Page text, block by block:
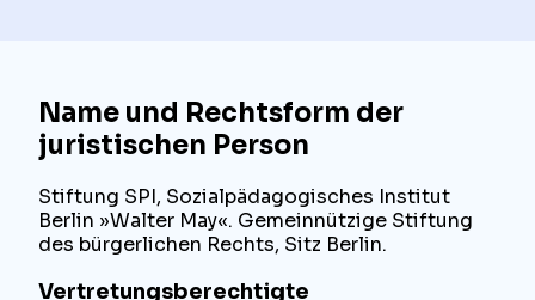
Name und Rechtsform der
juristischen Person
Stiftung SPI, Sozialpädagogisches Institut
Berlin »Walter May«. Gemeinnützige Stiftung
des bürgerlichen Rechts, Sitz Berlin.
Vertretungsberechtigte